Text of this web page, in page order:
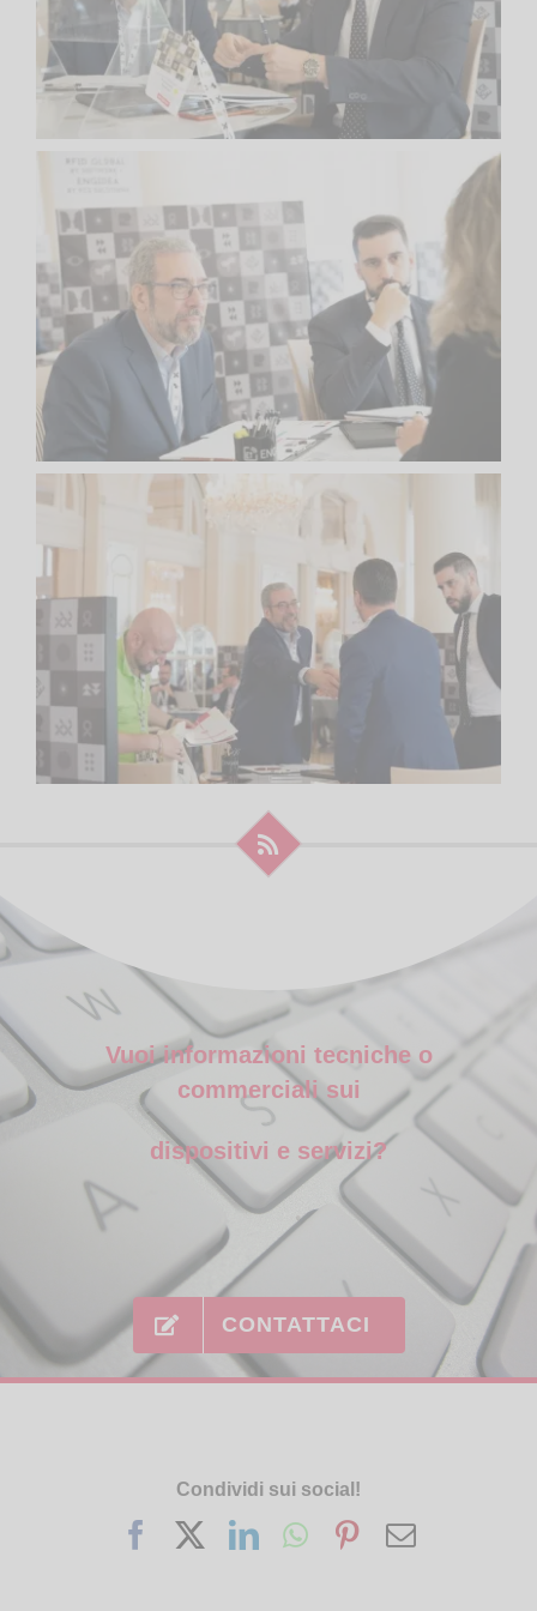
Vuoi informazioni tecniche o
commerciali sui
dispositivi e servizi?
CONTATTACI
Condividi sui social!
FacebookLinkedInWhatsApp
Pinterest
Email